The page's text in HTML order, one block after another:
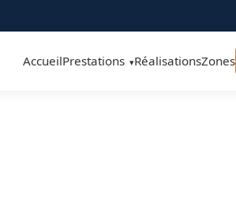
AccueilPrestations ▾RéalisationsZones